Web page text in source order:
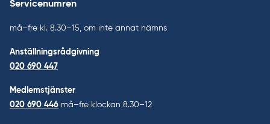
Servicenumren
må–fre kl. 8.30–15, om inte annat nämns
Anställningsrådgivning
020 690 447
Medlemstjänster
020 690 446 må–fre klockan 8.30–12